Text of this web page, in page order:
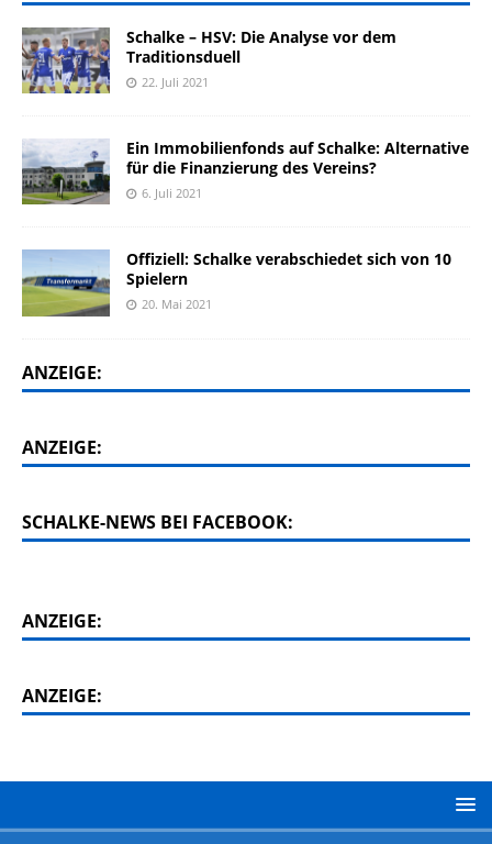
Schalke – HSV: Die Analyse vor dem
Traditionsduell
22. Juli 2021
Ein Immobilienfonds auf Schalke: Alternative
für die Finanzierung des Vereins?
6. Juli 2021
Offiziell: Schalke verabschiedet sich von 10
Spielern
20. Mai 2021
ANZEIGE:
ANZEIGE:
SCHALKE-NEWS BEI FACEBOOK:
ANZEIGE:
ANZEIGE: